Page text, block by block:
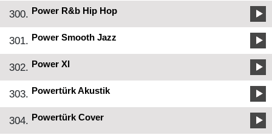
300. Power R&b Hip Hop
301. Power Smooth Jazz
302. Power Xl
303. Powertürk Akustik
304. Powertürk Cover